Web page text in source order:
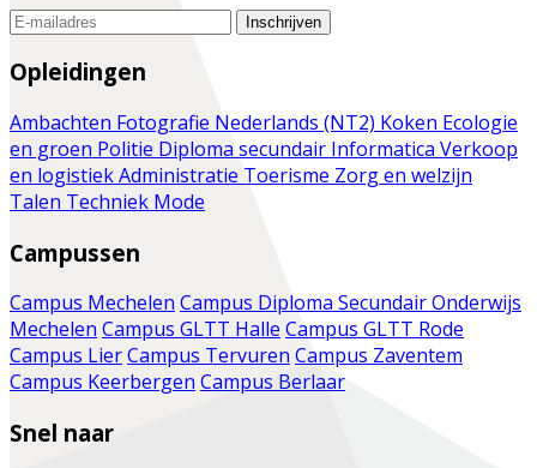
Inschrijven
Opleidingen
Ambachten Fotografie Nederlands (NT2) Koken Ecologie
en groen Politie Diploma secundair Informatica Verkoop
en logistiekAdministratie Toerisme Zorg en welzijn
Talen Techniek Mode
Campussen
Campus Mechelen Campus Diploma Secundair Onderwijs
Mechelen Campus GLTT Halle Campus GLTT Rode
Campus LierCampus Tervuren Campus Zaventem
Campus Keerbergen Campus Berlaar
Snel naar